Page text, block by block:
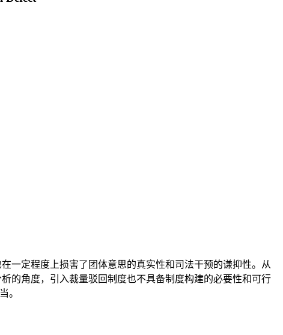
一定程度上损害了团体意思的真实性和司法干预的谦抑性。从
的角度，引入裁量驳回制度也不具备制度构建的必要性和可行
。